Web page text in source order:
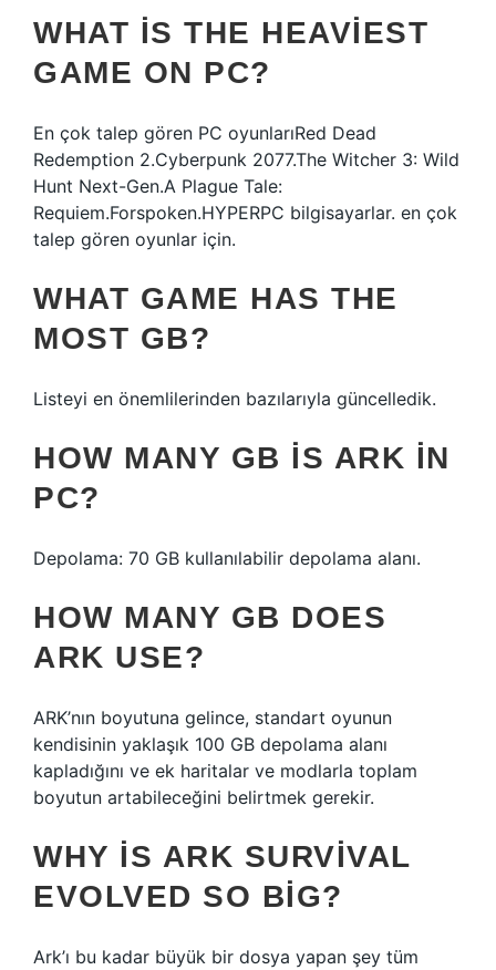
WHAT IS THE HEAVIEST
GAME ON PC?
En çok talep gören PC oyunlarıRed Dead
Redemption 2.Cyberpunk 2077.The Witcher 3: Wild
Hunt Next-Gen.A Plague Tale:
Requiem.Forspoken.HYPERPC bilgisayarlar. en çok
talep gören oyunlar için.
WHAT GAME HAS THE
MOST GB?
Listeyi en önemlilerinden bazılarıyla güncelledik.
HOW MANY GB IS ARK IN
PC?
Depolama: 70 GB kullanılabilir depolama alanı.
HOW MANY GB DOES
ARK USE?
ARK’nın boyutuna gelince, standart oyunun
kendisinin yaklaşık 100 GB depolama alanı
kapladığını ve ek haritalar ve modlarla toplam
boyutun artabileceğini belirtmek gerekir.
WHY IS ARK SURVIVAL
EVOLVED SO BIG?
Ark’ı bu kadar büyük bir dosya yapan şey tüm